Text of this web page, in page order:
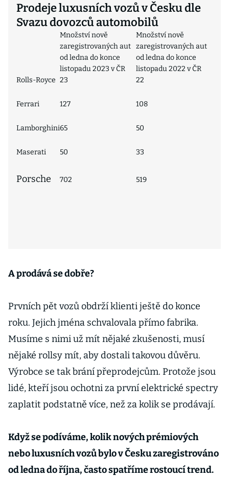
Prodeje luxusních vozů v Česku dle
Svazu dovozců automobilů
Množství nově
zaregistrovaných aut
od ledna do konce
listopadu 2023 v ČR
Množství nově
zaregistrovaných aut
od ledna do konce
listopadu 2022 v ČR
Rolls-Royce 23 22
Ferrari 127 108
Lamborghini65 50
Maserati 50 33
Porsche 702 519
A prodává se dobře?
Prvních pět vozů obdrží klienti ještě do konce
roku. Jejich jména schvalovala přímo fabrika.
Musíme s nimi už mít nějaké zkušenosti, musí
nějaké rollsy mít, aby dostali takovou důvěru.
Výrobce se tak brání přeprodejcům. Protože jsou
lidé, kteří jsou ochotni za první elektrické spectry
zaplatit podstatně více, než za kolik se prodávají.
Když se podíváme, kolik nových prémiových
nebo luxusních vozů bylo v Česku zaregistrováno
od ledna do října, často spatříme rostoucí trend.